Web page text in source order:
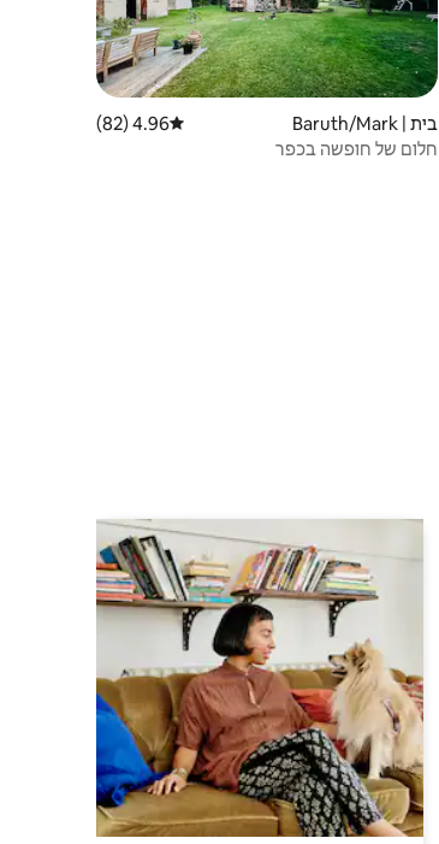
בית | Baruth/Mark דירוג ממוצע של 4.96 מתוך 5, 82 ביקורות
4.96 (82)
חלום של חופשה בכפר